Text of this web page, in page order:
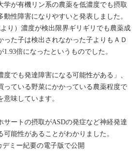
学が有機リン系の農薬を低濃度でも摂取
動性障害になりやすいと発表しました。
より）濃度が検出限界ギリギリでも農薬成
った子は検出されなかった子よりもＡＤ
倍になったというものでした。
度でも発達障害になる可能性がある」、
っている野菜にかかっている農薬程度で
味しています。
サートの摂取がASDの発症など神経発達
能性があることがわかりました。
デミー紀要の電子版で公開